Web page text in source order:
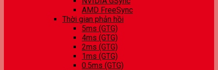
AMD FreeSync
Thời gian phản hồi
5ms (GTG)
4ms (GTG)
2ms (GTG)
1ms (GTG)
0.5ms (GTG)